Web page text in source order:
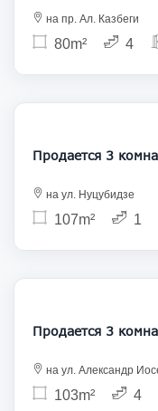
на пр. Ал. Казбеги
80m² 4
на ул. Нуцубидзе
107m² 1
на ул. Александр
103m² 4